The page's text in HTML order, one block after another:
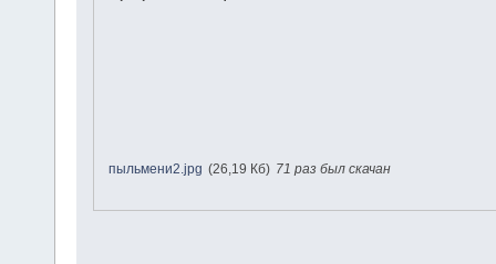
пыльмени2.jpg (26,19 Кб) 71 раз был скачан